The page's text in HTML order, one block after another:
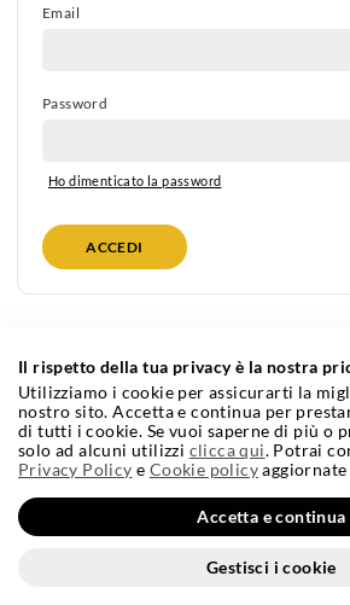
Email
Password
Ho dimenticato la password
ACCEDI
Incrementa le vendite con
Condizioni Generali e Contrattuali di
Privacy Policy Credits
Bilivin S.r.l. Via Dell’Elettrochimica 40, 23900
Numero REA: LC 177420 - Partita IVA
Il rispetto della tua privacy è la nostra
Utilizziamo i cookie per assicurarti la
nostro sito. Accetta e continua per
di tutti i cookie. Se vuoi saperne di più o
solo ad alcuni utilizzi clicca qui. Potrai
Privacy Policy e Cookie policy
Gestisci i cookie
Accetta e continua